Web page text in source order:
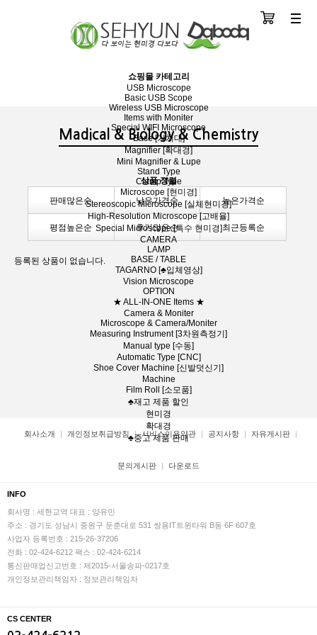
쇼핑몰 카테고리
USB Microscope
Basic USB Scope
Wireless USB Microscope
Items with Moniter
Special WIFI Microscope
Base [거치대]
Magnifier [확대경]
Mini Magnifier & Lupe
Stand Type
Clamp Type
Microscope [현미경]
Stereoscopic Microscope [실체현미경]
High-Resolution Microscope [고배율]
Special Microscope [특수 현미경]
CAMERA
LAMP
BASE / TABLE
TAGARNO [♣입체영상]
Vision Microscope
OPTION
★ ALL-IN-ONE Items ★
Camera & Moniter
Microscope & Camera/Moniter
Measuring Instrument [3차원측정기]
Manual type [수동]
Automatic Type [CNC]
Shoe Cover Machine [신발덧신기]
Machine
Film Roll [소모품]
♣재고 제품 할인
현미경
확대경
♣중고 제품 판매
분류
Madical & Biology & Chemistry
상품 정렬
판매많은순
낮은가격순 높은가격순
평점높은순 후기많은순 최근등록순
등록된 상품이 없습니다.
회사소개 개인정보취급방침 서비스이용약관 공지사항 자유게시판
문의게시판 다운로드
INFO
회사명 : 세현교역 대표 : 양유민
주소 : 경기도 성남시 중원구 둔춘대로 531 쌍용IT트윈타워 B동 6F 607호
사업자 등록번호 : 215-26-37206
전화 : 02-424-6212 팩스 : 02-424-6214
통신판매업신고번호 : 제2015-서울송파-0217호
개인정보관리책임자 : 정보관리책임자
CS CENTER